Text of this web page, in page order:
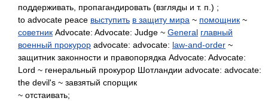
поддерживать, пропагандировать (взгляды и т. п.) ;
to advocate peace выступить в защиту мира ~ помощник ~
советник Advocate: Advocate: Judge ~ General главный
военный прокурор advocate: advocate: law-and-order ~
защитник законности и правопорядка Advocate: Advocate:
Lord ~ генеральный прокурор Шотландии advocate: advocate:
the devil's ~ завзятый спорщик
~ отстаивать;